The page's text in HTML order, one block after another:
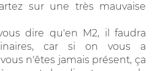
sur une très mauvaise
dire qu'en M2, il faudra
car si on vous a
n'êtes jamais présent, ça